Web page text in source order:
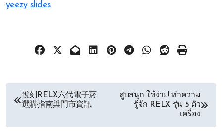
yeezy slides
文悅刻RELX六代電子菸
選購指南與門市資訊
สูบสนุก ใช้ง่าย! ทำความ
รู้จัก RELX รุ่น 5 ตัว
เครื่อง